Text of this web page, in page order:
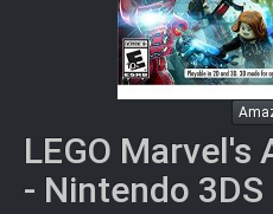
LEGO Marvel's
- Nintendo 3DS